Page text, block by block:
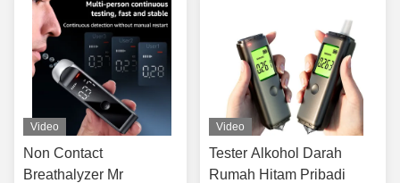
Video
Non Contact
Breathalyzer Mr
Video
Tester Alkohol Darah
Rumah Hitam Pribadi